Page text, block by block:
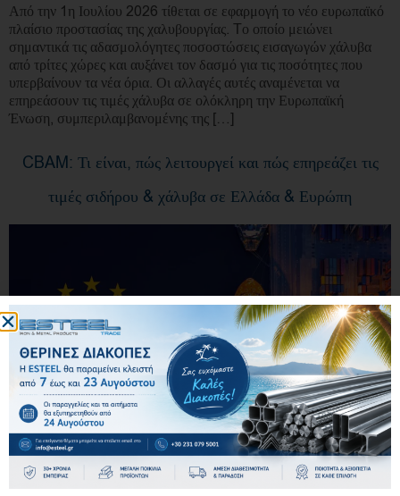
Από την 1η Ιουλίου 2026 τίθεται σε εφαρμογή το νέο ευρωπαϊκό
πλαίσιο προστασίας της χαλυβουργίας. Tο οποίο μειώνει
σημαντικά τις αδασμολόγητες ποσοστώσεις εισαγωγών χάλυβα
από τρίτες χώρες και αυξάνει τον δασμό για τις ποσότητες που
υπερβαίνουν τα νέα όρια. Οι αλλαγές αυτές αναμένεται να
επηρεάσουν τις τιμές χάλυβα σε ολόκληρη την Ευρωπαϊκή
Ένωση, συμπεριλαμβανομένης της […]
CBAM: Τι είναι, πώς λειτουργεί και πώς επηρεάζει τις
τιμές σιδήρου & χάλυβα σε Ελλάδα & Ευρώπη
Ο CBAM & χάλυβας αποτελούν πλέον βασικούς παράγοντες στη
διαμόρφωση των τιμών σιδήρου και χάλυβα στην Ελλάδα και την